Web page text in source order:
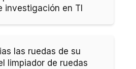
investigación en TI
las ruedas de su
limpiador de ruedas